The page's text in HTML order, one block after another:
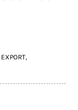
EXPORT,